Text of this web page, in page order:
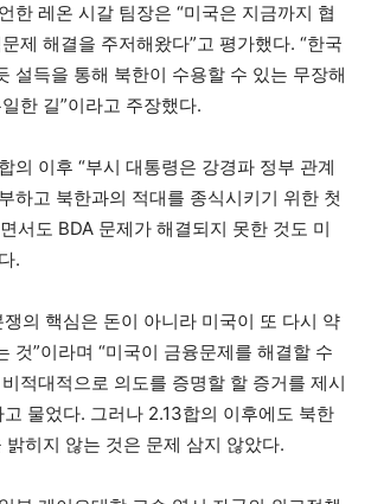
한 레온 시갈 팀장은 “미국은 지금까지 협
제 해결을 주저해왔다”고 평가했다. “한국
설득을 통해 북한이 수용할 수 있는 무장해
한 길”이라고 주장했다.
의 이후 “부시 대통령은 강경파 정부 관계
하고 북한과의 적대를 종식시키기 위한 첫
서도 BDA 문제가 해결되지 못한 것도 미
.
쟁의 핵심은 돈이 아니라 미국이 또 다시 약
것”이라며 “미국이 금융문제를 해결할 수
적대적으로 의도를 증명할 할 증거를 제시
고 물었다. 그러나 2.13합의 이후에도 북한
밝히지 않는 것은 문제 삼지 않았다.